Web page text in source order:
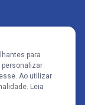
para
Ao utilizar
Leia